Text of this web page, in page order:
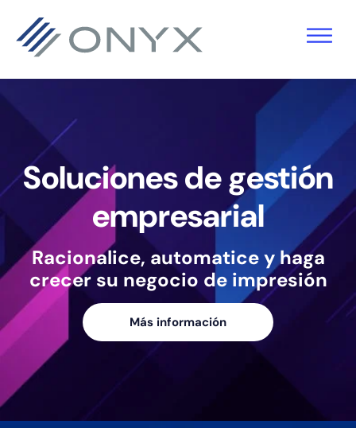
principal
página
Soluciones de gestión
empresarial
Racionalice, automatice y haga
crecer su negocio de impresión
Más información